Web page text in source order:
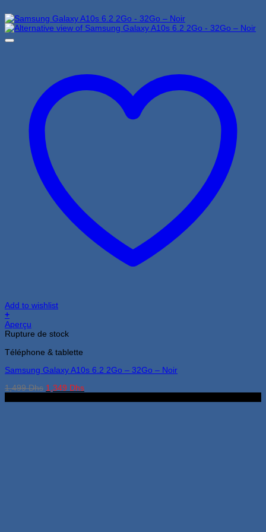
Add to wishlist
+
Aperçu
Rupture de stock
Téléphone & tablette
Samsung Galaxy A10s 6.2 2Go – 32Go – Noir
1,499Dhs Le
1,349 DhsLe